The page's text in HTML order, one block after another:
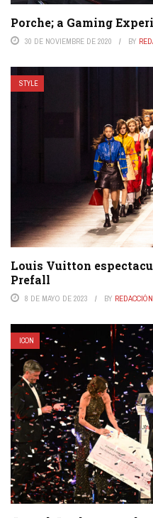
Porche; a Gaming
30 DE NOVIEMBRE DE 2020 BY
STYLE
Louis Vuitton
Prefall
8 DE MAYO DE 2023 BY
ICON